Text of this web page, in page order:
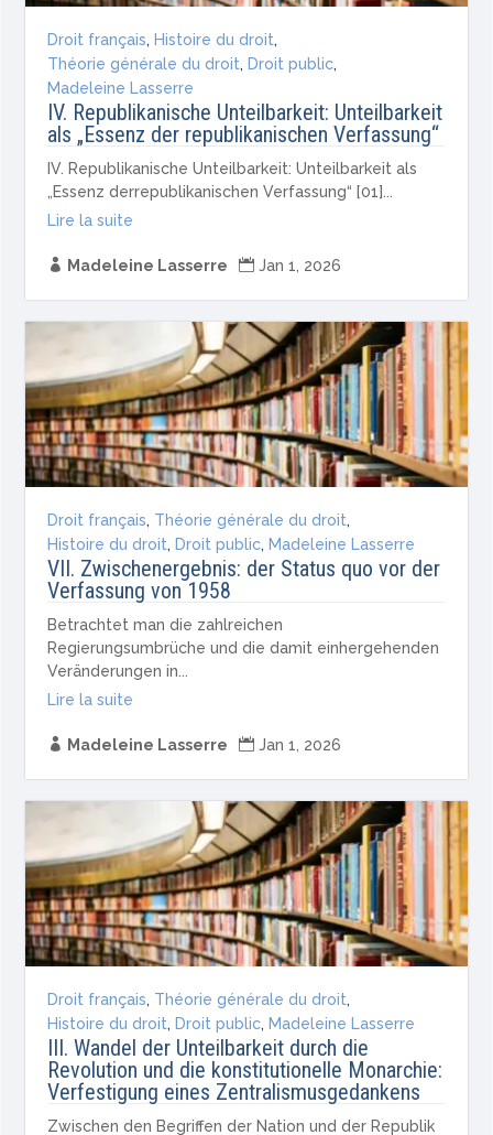
Droit français, Histoire du droit,
Théorie générale du droit, Droit public,
Madeleine Lasserre
IV. Republikanische Unteilbarkeit: Unteilbarkeit
als „Essenz der republikanischen Verfassung“
IV. Republikanische Unteilbarkeit: Unteilbarkeit als
„Essenz derrepublikanischen Verfassung“ [01]...
Lire la suite
 Madeleine Lasserre  Jan 1, 2026
Droit français, Théorie générale du droit,
Histoire du droit, Droit public, Madeleine Lasserre
VII. Zwischenergebnis: der Status quo vor der
Verfassung von 1958
Betrachtet man die zahlreichen
Regierungsumbrüche und die damit einhergehenden
Veränderungen in...
Lire la suite
 Madeleine Lasserre  Jan 1, 2026
Droit français, Théorie générale du droit,
Histoire du droit, Droit public, Madeleine Lasserre
III. Wandel der Unteilbarkeit durch die
Revolution und die konstitutionelle Monarchie:
Verfestigung eines Zentralismusgedankens
Zwischen den Begriffen der Nation und der Republik